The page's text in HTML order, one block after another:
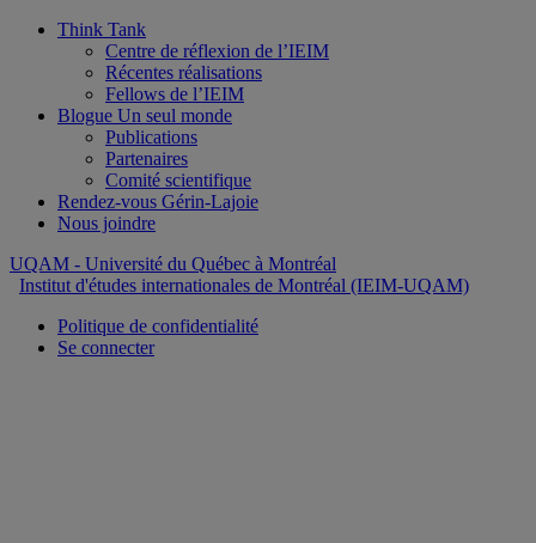
Think Tank
Centre de réflexion de l’IEIM
Récentes réalisations
Fellows de l’IEIM
Blogue Un seul monde
Publications
Partenaires
Comité scientifique
Rendez-vous Gérin-Lajoie
Nous joindre
UQAM - Université du Québec à Montréal
Institut d'études internationales de Montréal (IEIM-UQAM)
Politique de confidentialité
Se connecter